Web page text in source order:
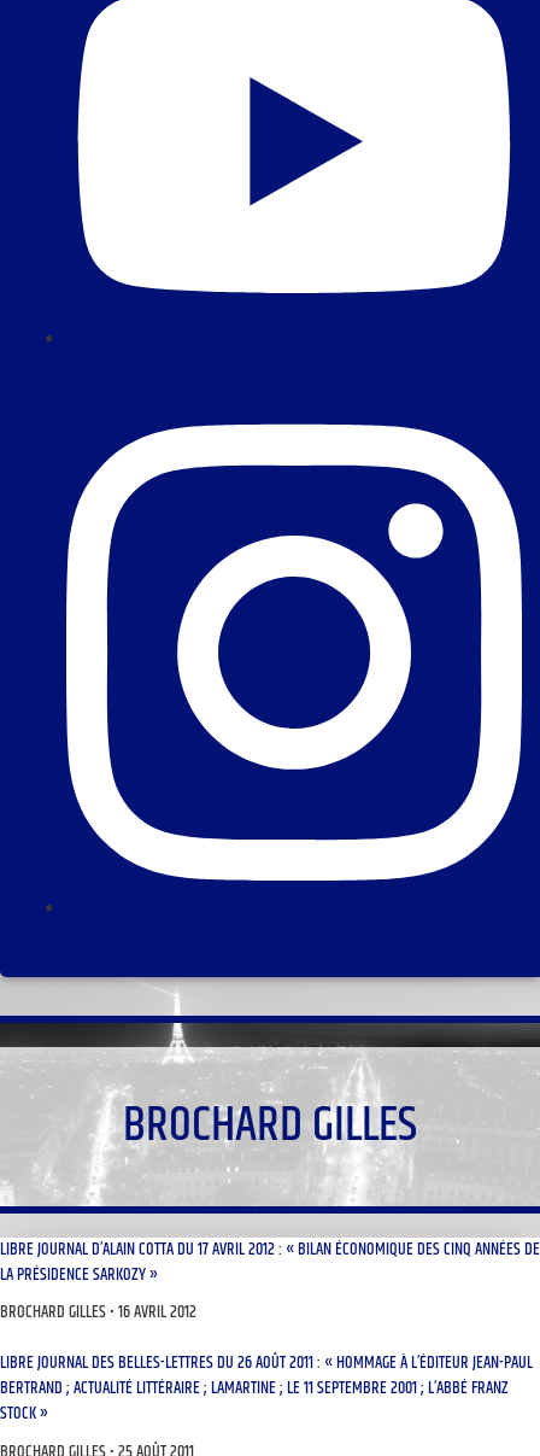
BROCHARD GILLES
LIBRE JOURNAL D’ALAIN COTTA DU 17 AVRIL 2012 : « BILAN ÉCONOMIQUE DES CINQ ANNÉES DE
LA PRÉSIDENCE SARKOZY »
BROCHARD GILLES 16 AVRIL 2012
LIBRE JOURNAL DES BELLES-LETTRES DU 26 AOÛT 2011 : « HOMMAGE À L’ÉDITEUR JEAN-PAUL
BERTRAND ; ACTUALITÉ LITTÉRAIRE ; LAMARTINE ; LE 11 SEPTEMBRE 2001 ; L’ABBÉ FRANZ
STOCK »